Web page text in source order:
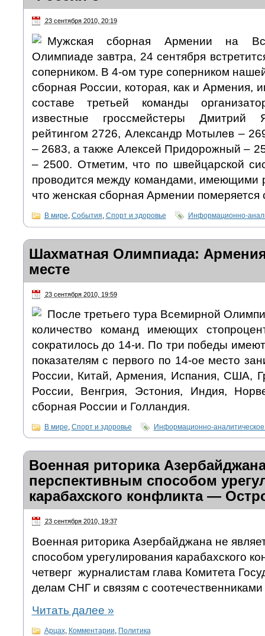
23 сентября 2010, 20:19
Мужская сборная Армении на
Олимпиаде завтра, 24 сентября
соперником. В 4-ом туре соперником
сборная России, которая, как и Армения,
составе третьей команды
известные гроссмейстеры
рейтингом 2726, Александр Мотылев –
– 2683, а также Алексей Придорожный –
– 2500. Отметим, что по швейцарской
проводится между командами, имеющими
что женская сборная Армении померяется
В мире События Спорт и здоровье Информационно-
Шахматная Олимпиада:
месте
23 сентября 2010, 19:59
После третьего тура Всемирной
количество команд имеющих
сократилось до 14-и. По три победы
показателям с первого по 14-ое место
России, Китай, Армения, Испания, США,
России, Венгрия, Эстония, Индия,
сборная России и Голландия.
В мире, Спорт и здоровье Информационно-аналитическое
Военная риторика
перспективным способом
карабахского конфликта —
23 сентября 2010, 19:37
Военная риторика Азербайджана не
способом урегулирования карабахского
четверг журналистам глава Комитета
делам СНГ и связям с
Читать далее »
Арцах, Комментарии, Политика